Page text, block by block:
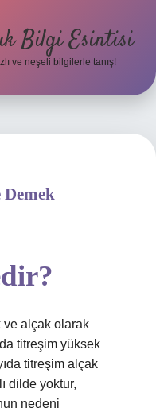
Bilgi Esintisi
ve neşeli bilgilerle tanış!
Demek
ve alçak olarak
titreşim yüksek
titreşim alçak
dilde yoktur,
nedeni